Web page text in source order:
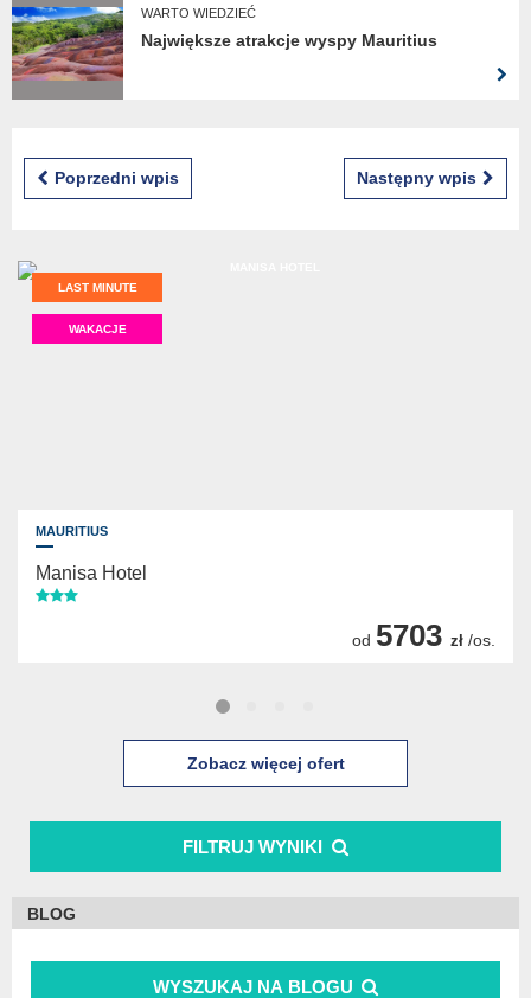
WARTO WIEDZIEĆ
Największe atrakcje wyspy Mauritius
Poprzedni wpis Następny wpis
BLOG
WYSZUKAJ NA BLOGU
FILTRUJ WYNIKI
LAST MINUTE
WAKACJE
MAURITIUS
Manisa Hotel
od 5703 zł /os.
Zobacz więcej ofert